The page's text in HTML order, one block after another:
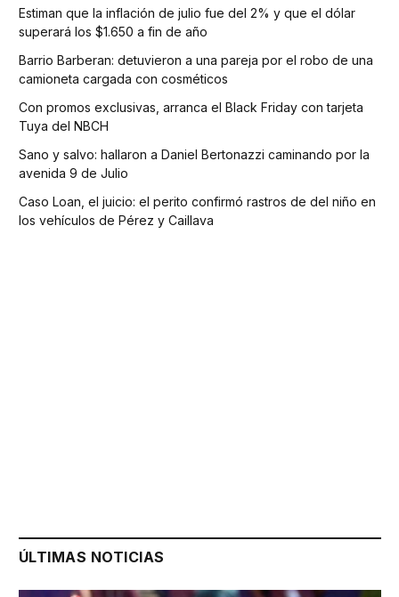
Estiman que la inflación de julio fue del 2% y que el dólar
superará los $1.650 a fin de año
Barrio Barberan: detuvieron a una pareja por el robo de una
camioneta cargada con cosméticos
Con promos exclusivas, arranca el Black Friday con tarjeta
Tuya del NBCH
Sano y salvo: hallaron a Daniel Bertonazzi caminando por la
avenida 9 de Julio
Caso Loan, el juicio: el perito confirmó rastros de del niño en
los vehículos de Pérez y Caillava
ÚLTIMAS NOTICIAS